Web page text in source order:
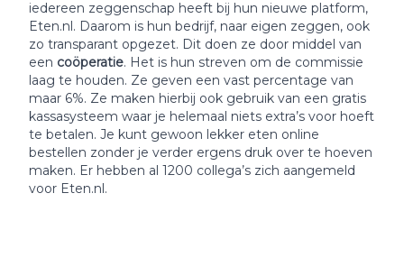
iedereen zeggenschap heeft bij hun nieuwe platform,
Eten.nl. Daarom is hun bedrijf, naar eigen zeggen, ook
zo transparant opgezet. Dit doen ze door middel van
een coöperatie. Het is hun streven om de commissie
laag te houden. Ze geven een vast percentage van
maar 6%. Ze maken hierbij ook gebruik van een gratis
kassasysteem waar je helemaal niets extra’s voor hoeft
te betalen. Je kunt gewoon lekker eten online
bestellen zonder je verder ergens druk over te hoeven
maken. Er hebben al 1200 collega’s zich aangemeld
voor Eten.nl.